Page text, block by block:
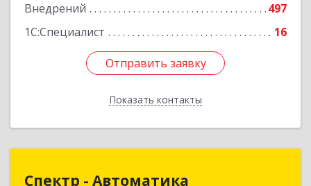
Внедрений
497
1С:Специалист
16
Отправить заявку
Показать контакты
Отправить заявку
Назад
Спектр - Автоматика